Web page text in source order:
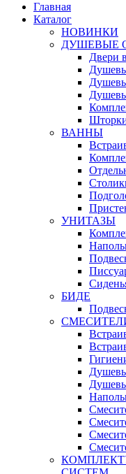
Главная
Каталог
НОВИНКИ
ДУШЕВЫЕ
Двери
ВАННЫ
УНИТАЗЫ
БИДЕ